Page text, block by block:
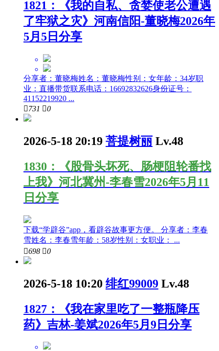
1821：《我的自私、贪婪使老公遭遇
了牢狱之灾》河南信阳-董晓梅2026年
5月5日分享
分享者：董晓梅姓名：董晓梅性别：女年龄：34岁职
业：直播带货联系电话：16692832626身份证号：
41152219920 ...
731 0
2026-5-18 20:19 菩提树丽 Lv.48
1830：《股骨头坏死、肠梗阻轮番找
上我》河北冀州-李春雪2026年5月11
日分享
下载“学辟谷”app，看辟谷故事更方便。 分享者：李春
雪姓名：李春雪年龄：58岁性别：女职业： ...
698 0
2026-5-18 10:20 绯红99009 Lv.48
1827：《我在家里吃了一整瓶降压
药》吉林-姜斌2026年5月9日分享